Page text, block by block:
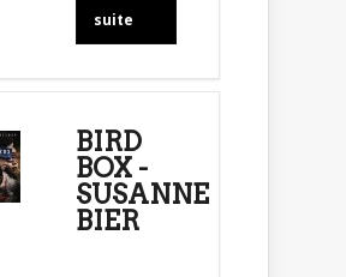
suite
BIRD
BOX -
SUSANNE
BIER